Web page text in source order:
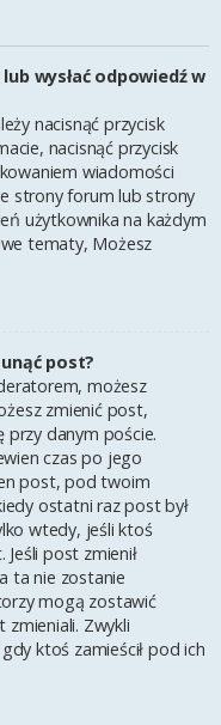
wysłać odpowiedź w
nacisnąć przycisk
nacisnąć przycisk
wiadomości
strony forum lub strony
użytkownika na każdym
tematy, Możesz
post?
możesz
zmienić post,
przy danym poście.
czas po jego
post, pod twoim
ostatni raz post był
wtedy, jeśli ktoś
post zmienił
ta nie zostanie
mogą zostawić
Zwykli
ktoś zamieścił pod ich